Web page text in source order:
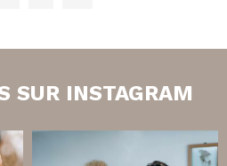
SUR INSTAGRAM